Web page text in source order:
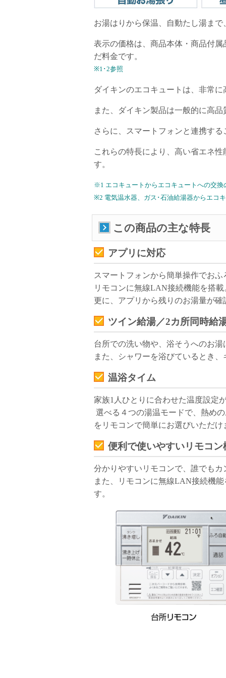
お湯はりから保温、自動たし湯ま
表示の価格は、商品本体・商品付
だ料金です。
※1･2参照
ダイキンのエコキュートは、非常
また、ダイキン製品は一般的に高
さらに、スマートフォンと連携す
これらの特長により、高い省エネ
す。
※1 エコキュートからエコキュートへの交換
※2 電気温水器、ガス･石油給湯器からエコ
この商品の主な特長
アプリに対応
スマートフォンから簡単操作でお
リモコンに無線LAN接続機能を搭
更に、アプリから残りのお湯量が
ツイン給湯／2カ所同時給
台所での洗い物や、浴そうへのお
また、シャワーを浴びているとき
温浴タイム
家族1人ひとりに合わせた温度設定
選べる４つの湯温モードで、熱め
をリモコンで簡単にお選びいただけ
便利で使いやすいリモコン
分かりやすいリモコンで、誰でも
また、リモコンに無線LAN接続機
す。